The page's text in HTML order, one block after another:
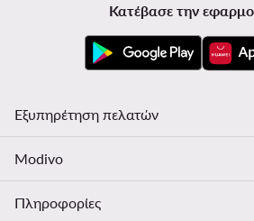
Κατέβασε την
Εξυπηρέτηση πελατών
Modivo
Πληροφορίες